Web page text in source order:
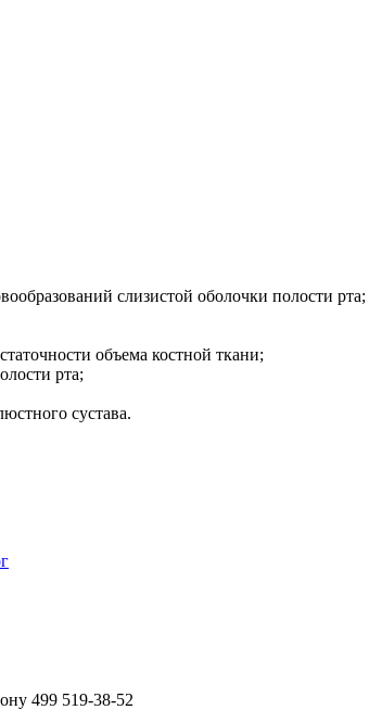
слизистой оболочки полости рта;
объема костной ткани;
рта;
сустава.
499 519-38-52